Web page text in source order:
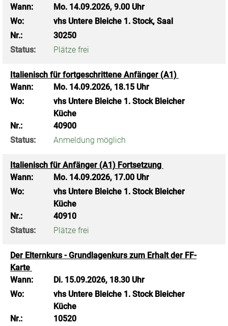
Wann:
Mo. 14.09.2026, 9.00 Uhr
Wo:
vhs Untere Bleiche 1. Stock, Saal
Nr.:
30250
Status:
Plätze frei
Italienisch für fortgeschrittene Anfänger (A1)
Wann:
Mo. 14.09.2026, 18.15 Uhr
Wo:
vhs Untere Bleiche 1. Stock Bleicher
Küche
Nr.:
40900
Status:
Anmeldung möglich
Italienisch für Anfänger (A1) Fortsetzung
Wann:
Mo. 14.09.2026, 17.00 Uhr
Wo:
vhs Untere Bleiche 1. Stock Bleicher
Küche
Nr.:
40910
Status:
Plätze frei
Der Elternkurs - Grundlagenkurs zum Erhalt der FF-
Karte
Wann:
Di. 15.09.2026, 18.30 Uhr
Wo:
vhs Untere Bleiche 1. Stock Bleicher
Küche
Nr.:
10520